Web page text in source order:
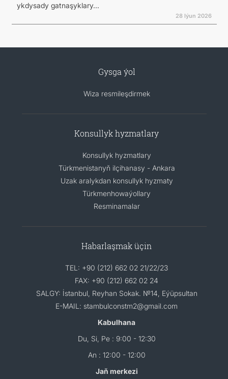
ykdysady gatnaşyklary...
28 Iýun 2026
Gysga ýol
Wiza resmileşdirmek
Konsullyk hyzmatlary
Konsullyk hyzmatlary
Türkmenistanyň ilçihanasy - Ankara
Uzak aralykdan konsullyk hyzmaty
Türkmenhowaýollary
Resminamalar
Habarlaşmak üçin
TEL: +90 (212) 662 02 21/22/23
FAX: +90 (212) 662 02 24
SALGY: İstanbul, Reyhan Sokak. №14, Eýüpsultan
E-MAIL: stambulconstm2@gmail.com
Kabulhana
Du, Si, Pe : 9:00 - 12:30
An : 12:00 - 12:00
Jaň merkezi